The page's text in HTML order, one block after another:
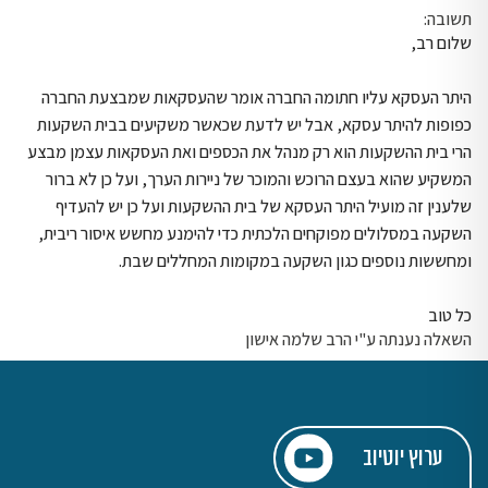
תשובה:
שלום רב,
היתר העסקא עליו חתומה החברה אומר שהעסקאות שמבצעת החברה
כפופות להיתר עסקא, אבל יש לדעת שכאשר משקיעים בבית השקעות
הרי בית ההשקעות הוא רק מנהל את הכספים ואת העסקאות עצמן מבצע
המשקיע שהוא בעצם הרוכש והמוכר של ניירות הערך, ועל כן לא ברור
שלענין זה מועיל היתר העסקא של בית ההשקעות ועל כן יש להעדיף
השקעה במסלולים מפוקחים הלכתית כדי להימנע מחשש איסור ריבית,
ומחששות נוספים כגון השקעה במקומות המחללים שבת.
כל טוב
השאלה נענתה ע"י הרב שלמה אישון
ערוץ יוטיוב